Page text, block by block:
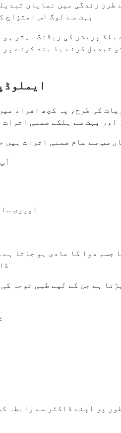
طرز زندگی میں نمایاں
بہت سے لوگ اس امتزاج
پریشر کی ریڈنگ بہتر
تبدیل کرنے یا بند کرنے
کی طرح، یہ کچھ افراد
اور بہت سے ہلکے ضمنی
اوپری
ہو جاتے ہیں جب آپ کا جسم دوا
ہے جن کے لیے طبی توجہ
پر اپنے ڈاکٹر سے رابطہ